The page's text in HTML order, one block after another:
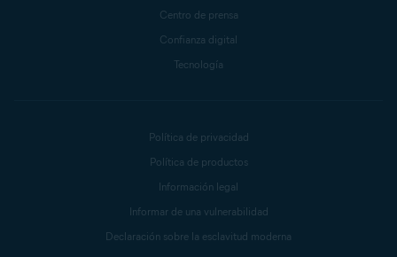
Centro de prensa
Confianza digital
Tecnología
Política de privacidad
Política de productos
Información legal
Informar de una vulnerabilidad
Declaración sobre la esclavitud moderna